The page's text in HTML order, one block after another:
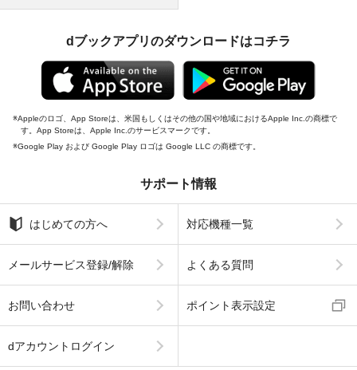
dブックアプリのダウンロードはコチラ
Appleのロゴ、App Storeは、米国もしくはその他の国や地域におけるApple Inc.の商標で
す。App Storeは、Apple Inc.のサービスマークです。
Google Play および Google Play ロゴは Google LLC の商標です。
サポート情報
はじめての方へ 対応機種一覧
メールサービス登録/解除 よくある質問
お問い合わせ ポイント表示設定
dアカウントログイン